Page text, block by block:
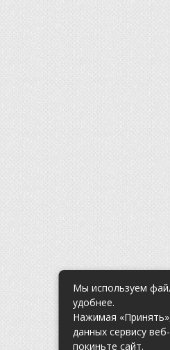
Мы используем
удобнее.
Нажимая
данных сервису
покиньте сайт.